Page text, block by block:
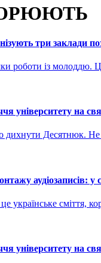
три заклади
роботи із молоддю.
університету на
дихнути Десятнюк. Не
аудіозаписів:
сміття,
університету на